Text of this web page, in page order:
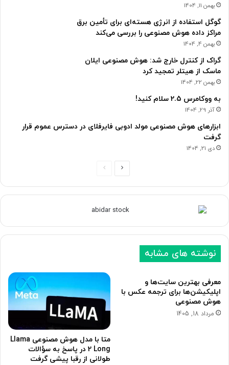
بهمن 11, 1404
گوگل استفاده از انرژی هسته‌ای برای تأمین برق
مراکز داده هوش مصنوعی را بررسی می‌کند
بهمن 4, 1404
گراک از کنترل خارج شد: هوش مصنوعی ایلان
ماسک از هیتلر تمجید کرد
بهمن 22, 1404
به ووکامرس 2.5 سلام کنید!
آذر 29, 1404
ابزارهای هوش مصنوعی مولد ادوبی فایرفلای در دسترس عموم قرار
گرفت
دی 21, 1404
ح
ه
ق
ح
ه
ب
نوشته های مشابه
معرفی بهترین سایت‌ها و
اپلیکیشن‌ها برای ترجمه عکس با
هوش مصنوعی
مرداد 18, 1405
متا با مدل هوش مصنوعی Llama
2 Long در پاسخ به سؤالات
طولانی از رقبا پیشی گرفت